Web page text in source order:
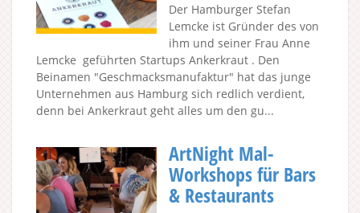
Der Hamburger Stefan
Lemcke ist Gründer des von
ihm und seiner Frau Anne
Lemcke geführten Startups Ankerkraut . Den
Beinamen "Geschmacksmanufaktur" hat das junge
Unternehmen aus Hamburg sich redlich verdient,
denn bei Ankerkraut geht alles um den gu...
ArtNight Mal-
Workshops für Bars
& Restaurants